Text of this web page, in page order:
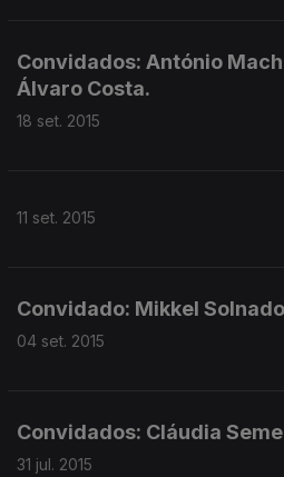
Convidados: António
Álvaro Costa.
18 set. 2015
11 set. 2015
Convidado: Mikkel
04 set. 2015
Convidados: Cláudia
31 jul. 2015